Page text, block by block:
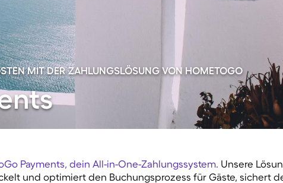
MIT DER ZAHLUNGSLÖSUNG VON HOMETOGO
Payments, dein All-in-One-Zahlungssystem. Unsere
und optimiert den Buchungsprozess für Gäste, sichert